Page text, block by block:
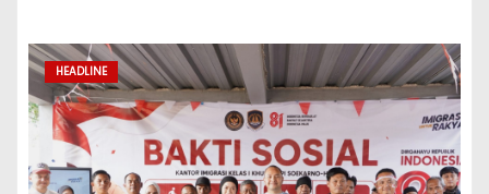
HEADLINE